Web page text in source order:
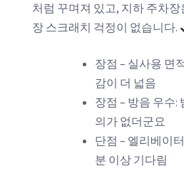
처럼 꾸며져 있고, 지하 주차장
장 스크래치 걱정이 없습니다.
장점 – 실사용 면
감이 더 넓음
장점 – 방음 우수:
의가 없더군요
단점 – 엘리베이
분 이상 기다림